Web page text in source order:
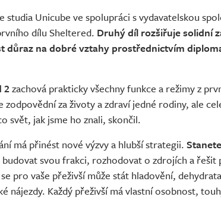
studia Unicube ve spolupráci s vydavatelskou
dílu Sheltered. Druhý díl rozšiřuje solidní
důraz na dobré vztahy prostřednictvím
2zachová prakticky všechny funkce a režimy z
zodpovědní za životy a zdraví jedné rodiny, ale
svět, jak jsme ho znali, skončil.
má přinést nové výzvy a hlubší strategii.
svou frakci, rozhodovat o zdrojích a řešit
pro vaše přeživší může stát hladovění,
nájezdy. Každý přeživší má vlastní osobnost,